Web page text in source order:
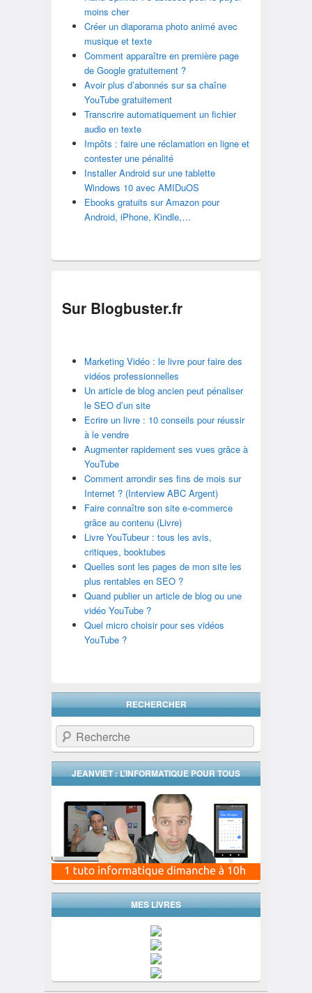
moins cher
Créer un diaporama photo animé avec
musique et texte
Comment apparaître en première page
de Google gratuitement ?
Avoir plus d’abonnés sur sa chaîne
YouTube gratuitement
Transcrire automatiquement un fichier
audio en texte
Impôts : faire une réclamation en ligne et
contester une pénalité
Installer Android sur une tablette
Windows 10 avec AMIDuOS
Ebooks gratuits sur Amazon pour
Android, iPhone, Kindle,…
Sur Blogbuster.fr
Marketing Vidéo : le livre pour faire des
vidéos professionnelles
Un article de blog ancien peut pénaliser
le SEO d’un site
Ecrire un livre : 10 conseils pour réussir
à le vendre
Augmenter rapidement ses vues grâce à
YouTube
Comment arrondir ses fins de mois sur
Internet ? (Interview ABC Argent)
Faire connaître son site e-commerce
grâce au contenu (Livre)
Livre YouTubeur : tous les avis,
critiques, booktubes
Quelles sont les pages de mon site les
plus rentables en SEO ?
Quand publier un article de blog ou une
vidéo YouTube ?
Quel micro choisir pour ses vidéos
YouTube ?
RECHERCHER
Recherche
JEANVIET : L’INFORMATIQUE POUR TOUS
MES LIVRES